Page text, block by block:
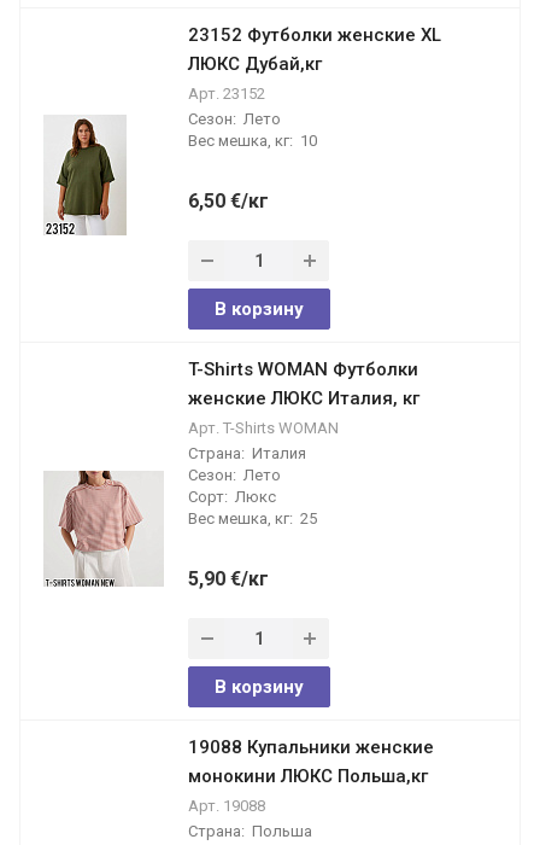
23152 Футболки женские XL
ЛЮКС Дубай,кг
Арт. 23152
Сезон: Лето
Вес мешка, кг: 10
6,50 €/кг
В корзину
T-Shirts WOMAN Футболки
женские ЛЮКС Италия, кг
Арт. T-Shirts WOMAN
Страна: Италия
Сезон: Лето
Сорт: Люкс
Вес мешка, кг: 25
5,90 €/кг
В корзину
19088 Купальники женские
монокини ЛЮКС Польша,кг
Арт. 19088
Страна: Польша